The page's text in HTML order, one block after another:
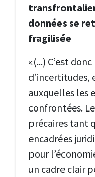
données se
fragilisée
«(...) C’est
d’incertitudes,
auxquelles les
confrontées.
précaires tant
encadrées
pour
un cadre clair